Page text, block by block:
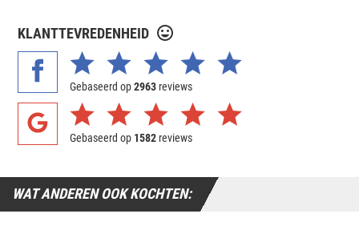
KLANTTEVREDENHEID
Gebaseerd op2963 reviews
Gebaseerd op 1582 reviews
WAT ANDEREN OOK KOCHTEN: